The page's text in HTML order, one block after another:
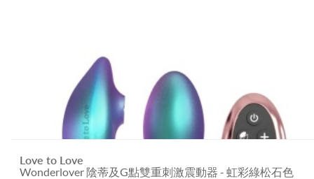
Love to Love
Wonderlover 陰蒂及G點雙重刺激震動器 - 虹彩綠松石色